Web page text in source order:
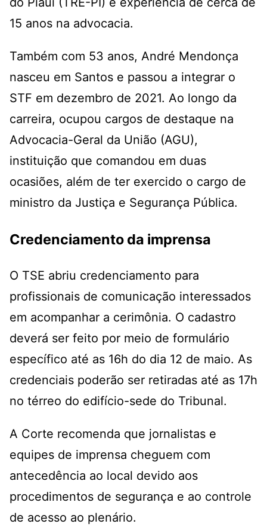
15 anos na advocacia.
Também com 53 anos, André Mendonça
nasceu em Santos e passou a integrar o
STF em dezembro de 2021. Ao longo da
carreira, ocupou cargos de destaque na
Advocacia-Geral da União (AGU),
instituição que comandou em duas
ocasiões, além de ter exercido o cargo de
ministro da Justiça e Segurança Pública.
Credenciamento da imprensa
O TSE abriu credenciamento para
profissionais de comunicação interessados
em acompanhar a cerimônia. O cadastro
deverá ser feito por meio de formulário
específico até as 16h do dia 12 de maio. As
credenciais poderão ser retiradas até as 17h
no térreo do edifício-sede do Tribunal.
A Corte recomenda que jornalistas e
equipes de imprensa cheguem com
antecedência ao local devido aos
procedimentos de segurança e ao controle
de acesso ao plenário.